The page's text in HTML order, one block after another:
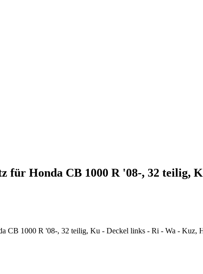
für Honda CB 1000 R '08-, 32 teilig,